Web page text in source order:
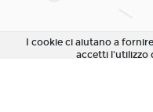
I cookie ci aiutano a
accetti l'utilizzo